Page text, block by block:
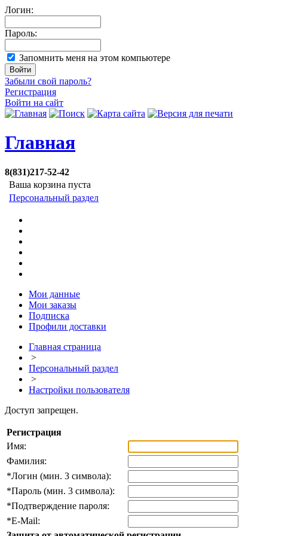
Логин:
Пароль:
Запомнить меня на этом компьютере
Забыли свой пароль?
Регистрация
Войти на сайт
Главная
8(831)217-52-42
Ваша корзина пуста
Персональный раздел
Мои данные
Мои заказы
Подписка
Профили доставки
Главная страница
>
Персональный раздел
>
Настройки пользователя
Доступ запрещен.
Регистрация
Имя:
Фамилия:
*Логин (мин. 3 символа):
*Пароль (мин. 3 символа):
*Подтверждение пароля:
*E-Mail: